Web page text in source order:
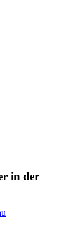
in der